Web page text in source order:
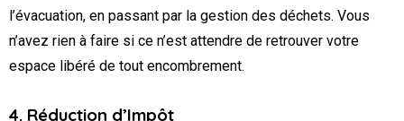
l’évacuation, en passant par la gestion des déchets. Vous
n’avez rien à faire si ce n’est attendre de retrouver votre
espace libéré de tout encombrement.
4. Réduction d’Impôt